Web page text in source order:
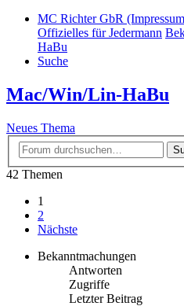
MC Richter GbR
Offizielles für Jedermann
HaBu
Suche
Mac/Win/Lin-HaBu
Neues Thema
42 Themen
1
2
Nächste
Bekanntmachungen
Antworten
Zugriffe
Letzter Beitrag